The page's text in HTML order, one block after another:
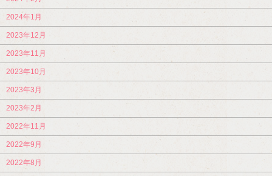
2024年1月
2023年12月
2023年11月
2023年10月
2023年3月
2023年2月
2022年11月
2022年9月
2022年8月